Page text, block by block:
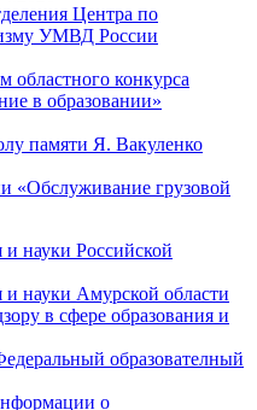
Центра по
УМВД России
областного конкурса
в образовании»
памяти Я. Вакуленко
«Обслуживание грузовой
науки Российской
и науки Амурской области
в сфере образования и
образователный
о